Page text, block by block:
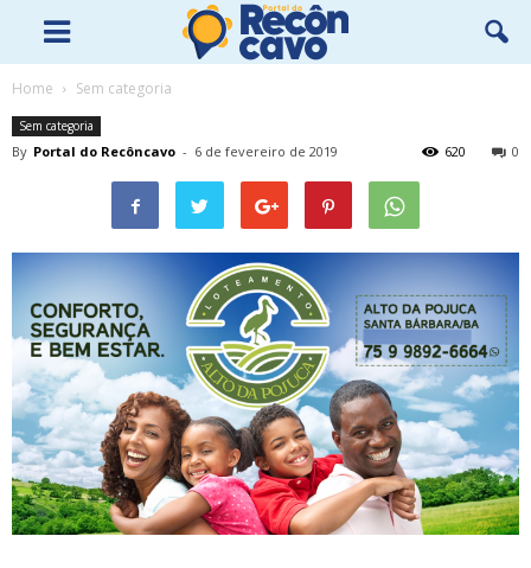
Home Sem categoria
Sem categoria
By Portal do Recôncavo - 6 de fevereiro de 2019 0
620